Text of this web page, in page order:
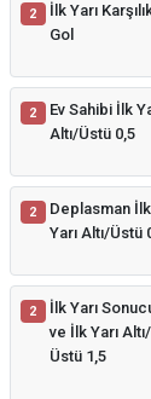
2
İlk Yarı
Gol
2
Ev Sahibi İlk
Altı/Üstü 0,5
2
Deplasman İlk
Yarı Altı/Üstü
2
İlk Yarı
ve İlk Yarı Altı/
Üstü 1,5